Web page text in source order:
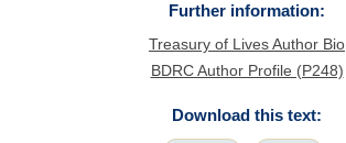
Further information:
Treasury of Lives Author Bio
BDRC Author Profile (P248)
Download this text: